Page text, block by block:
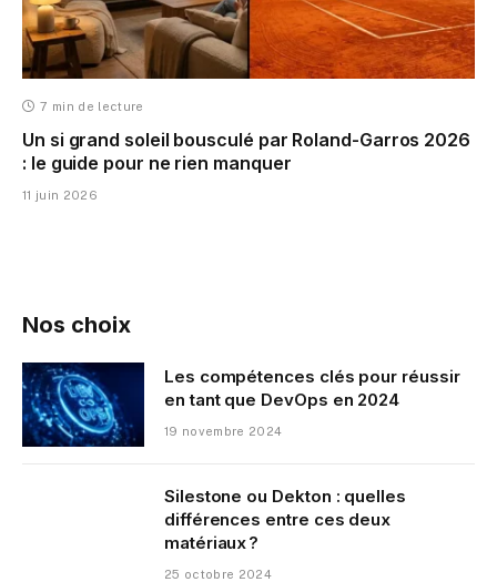
7 min de lecture
Un si grand soleil bousculé par Roland-Garros 2026
: le guide pour ne rien manquer
11 juin 2026
Nos choix
Les compétences clés pour réussir
en tant que DevOps en 2024
19 novembre 2024
Silestone ou Dekton : quelles
différences entre ces deux
matériaux ?
25 octobre 2024